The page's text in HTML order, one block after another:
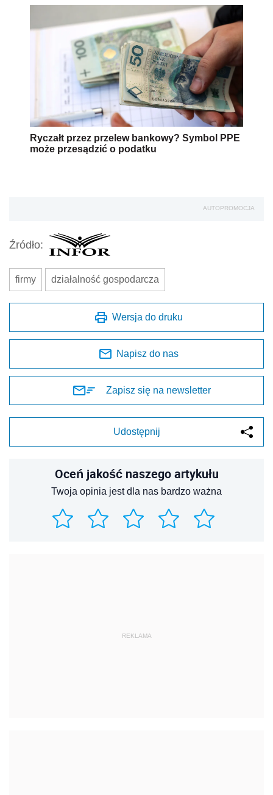
Ryczałt przez przelew bankowy? Symbol PPE
może przesądzić o podatku
AUTOPROMOCJA
Źródło:
firmy działalność gospodarcza
Wersja do druku
Napisz do nas
Zapisz się na newsletter
Udostępnij
Oceń jakość naszego artykułu
Twoja opinia jest dla nas bardzo ważna
REKLAMA